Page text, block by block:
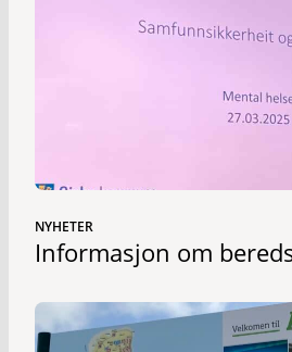
NYHETER
Informasjon om